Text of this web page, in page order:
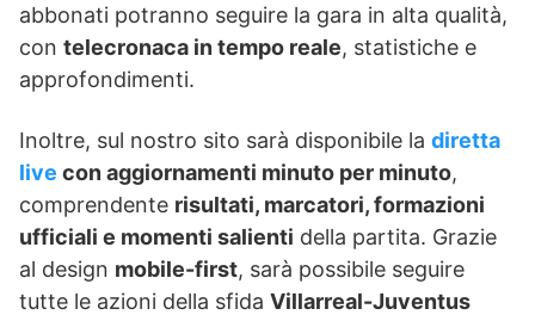
abbonati potranno seguire la gara in alta qualità,
con telecronaca in tempo reale, statistiche e
approfondimenti.
Inoltre, sul nostro sito sarà disponibile la diretta
live con aggiornamenti minuto per minuto,
comprendente risultati, marcatori, formazioni
ufficiali e momenti salienti della partita. Grazie
al design mobile-first, sarà possibile seguire
tutte le azioni della sfida Villarreal-Juventus